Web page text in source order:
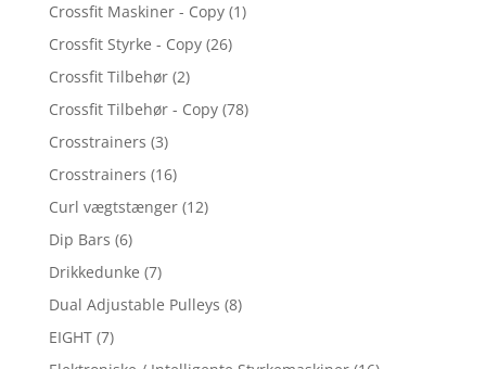
Crossfit Maskiner - Copy (1)
Crossfit Styrke - Copy (26)
Crossfit Tilbehør (2)
Crossfit Tilbehør - Copy (78)
Crosstrainers (3)
Crosstrainers (16)
Curl vægtstænger (12)
Dip Bars (6)
Drikkedunke (7)
Dual Adjustable Pulleys (8)
EIGHT (7)